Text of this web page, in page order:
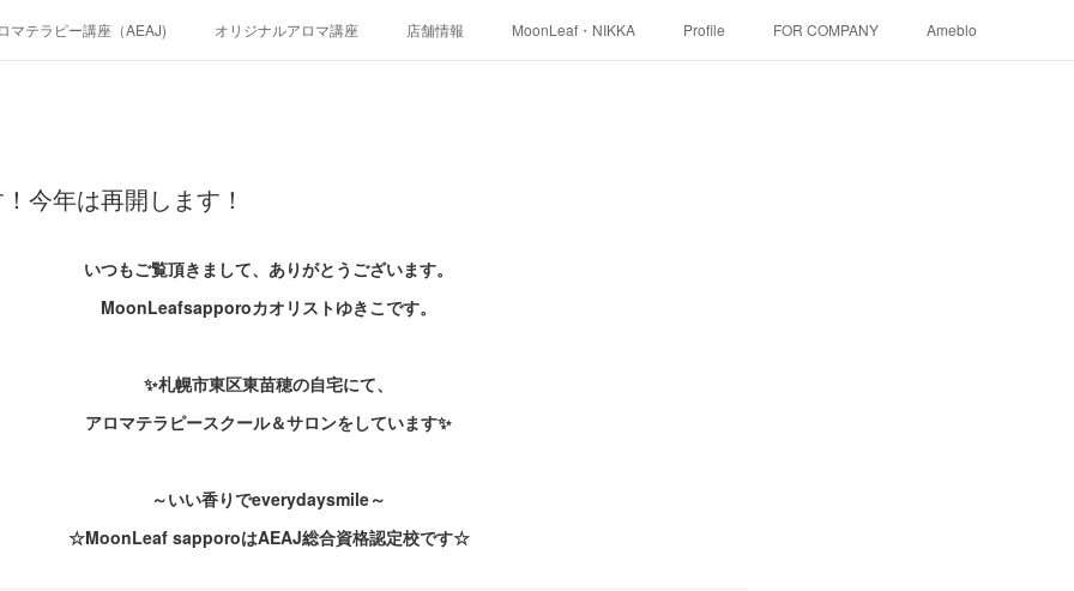
マテラピー講座（AEAJ) オリジナルアロマ講座 店舗情報 MoonLeaf・NIKKA Profile FOR COMPANY Ameblo
今年は再開します！
いつもご覧頂きまして、ありがとうございます。
MoonLeafsapporoカオリストゆきこです。
✨札幌市東区東苗穂の自宅にて、
アロマテラピースクール＆サロンをしています✨
～いい香りでeverydaysmile～
☆MoonLeaf sapporoはAEAJ総合資格認定校です☆